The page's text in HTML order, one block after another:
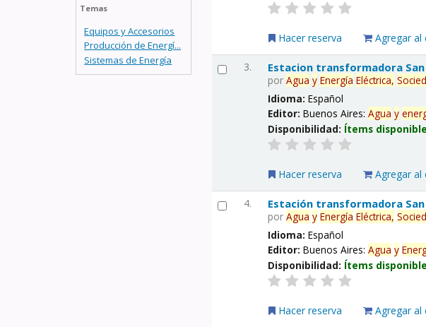
Temas
Equipos y Accesorios
Producción de Energí...
Sistemas de Energía
Hacer reserva Agregar al
3. Estacion transformadora
porAgua y Energía Eléctrica,
Idioma:Español
Editor:Buenos Aires:Agua y
Disponibilidad: Ítems
Hacer reserva Agregar al
4. Estación transformadora
porAgua y Energía Eléctrica,
Idioma:Español
Editor:Buenos Aires:Agua y
Disponibilidad: Ítems
Hacer reserva Agregar al